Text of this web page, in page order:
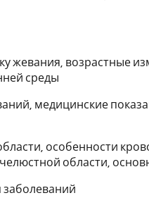
жевания, возрастные
среды
медицинские
особенности
области,
заболеваний